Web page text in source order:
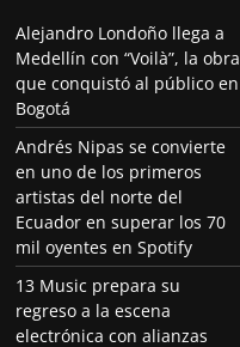
Alejandro Londoño llega a
Medellín con “Voilà”, la obra
que conquistó al público en
Bogotá
Andrés Nipas se convierte
en uno de los primeros
artistas del norte del
Ecuador en superar los 70
mil oyentes en Spotify
13 Music prepara su
regreso a la escena
electrónica con alianzas